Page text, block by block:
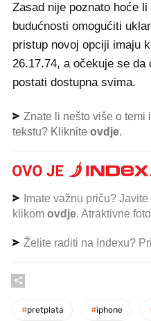
Zasad nije poznato hoće
budućnosti omogućiti
pristup novoj opciji imaju
26.17.74, a očekuje se
postati dostupna svima.
Znate li nešto više o temi
tekstu? Kliknite ovdje.
Imate važnu priču? Javite
klikom ovdje. Atraktivne
Želite raditi na Indexu?
#pretplata #iphone